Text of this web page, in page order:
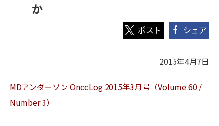
か
シェア
2015年4月7日
MDアンダーソン OncoLog 2015年3月号（Volume 60 /
Number 3）